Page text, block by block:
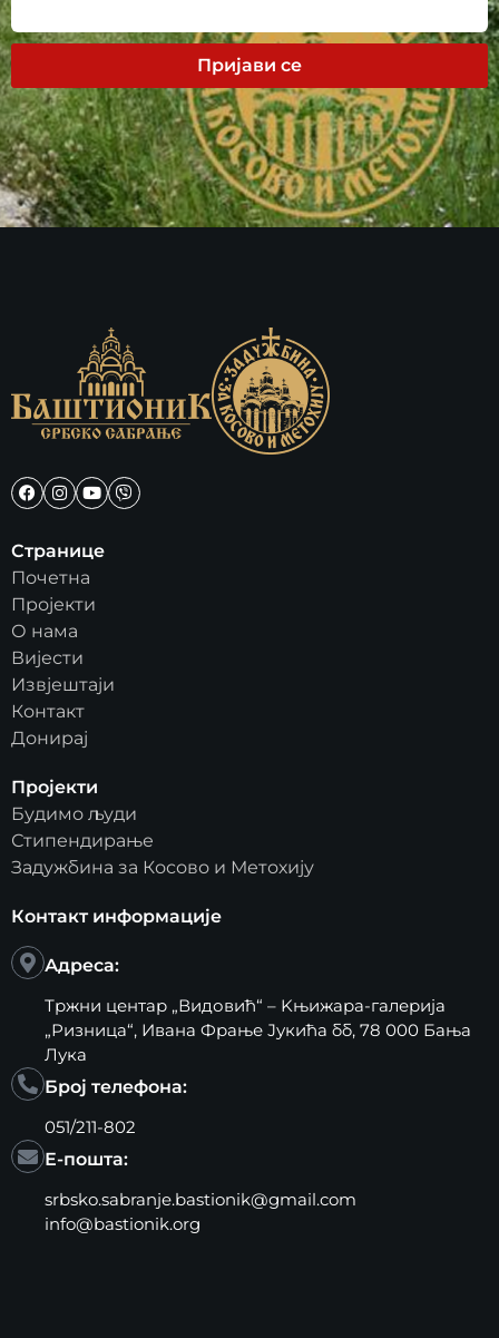
Пријави се
Странице
Почетна
Пројекти
О нама
Вијести
Извјештаји
Контакт
Донирај
Пројекти
Будимо људи
Стипендирање
Задужбина за Косово и Метохију
Контакт информације
Адреса:
Тржни центар „Видовић“ – Kњижара-галерија
„Ризница“, Ивана Фрање Јукића бб, 78 000 Бања
Лука
Број телефона:
051/211-802
Е-пошта:
srbsko.sabranje.bastionik@gmail.com
info@bastionik.org